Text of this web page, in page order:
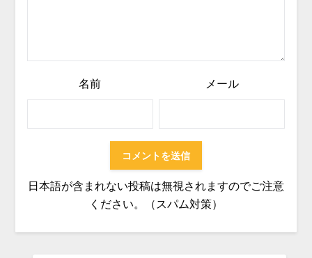
名前 メール
日本語が含まれない投稿は無視されますのでご注意
ください。（スパム対策）